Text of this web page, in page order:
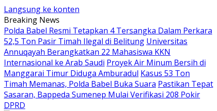
Langsung ke konten
Breaking News
Polda Babel Resmi Tetapkan 4 Tersangka Dalam Perkara
52,5 Ton Pasir Timah Ilegal di Belitung Universitas
Annuqayah Berangkatkan 22 Mahasiswa KKN
Internasional ke Arab Saudi Proyek Air Minum Bersih di
Manggarai Timur Diduga Amburadul Kasus 53 Ton
Timah Memanas, Polda Babel Buka Suara Pastikan Tepat
Sasaran, Bappeda Sumenep Mulai Verifikasi 208 Pokir
DPRD